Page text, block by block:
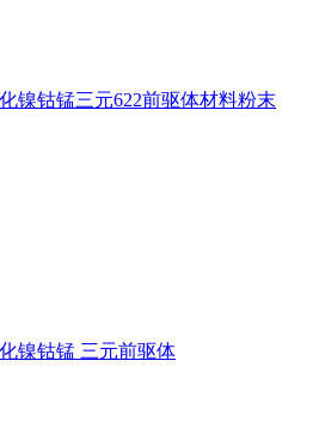
镍钴锰三元622前驱体材料粉末
镍钴锰 三元前驱体